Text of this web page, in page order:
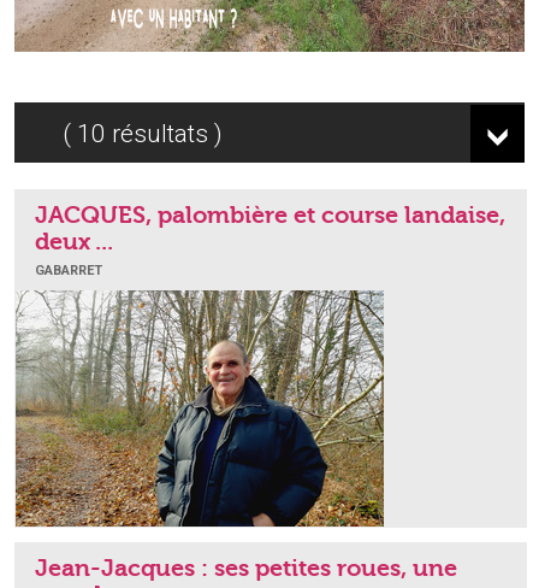
10 résultats
JACQUES, palombière et course landaise,
deux ...
GABARRET
Jean-Jacques : ses petites roues, une